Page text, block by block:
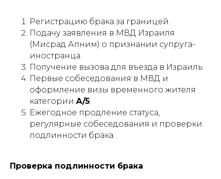
Регистрацию брака за границей.
Подачу заявления в МВД Израиля
(Мисрад Апним) о признании супруга-
иностранца.
Получение вызова для въезда в Израиль.
Первые собеседования в МВД и
оформление визы временного жителя
категории А/5.
Ежегодное продление статуса,
регулярные собеседования и проверки
подлинности брака.
Проверка подлинности брака